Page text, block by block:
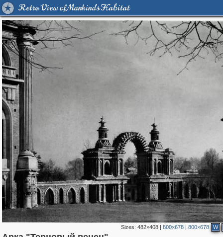
Retro View of Mankind's Habitat
Sizes:482×408 |800×678 |800×678 W
1,406,516 29,243
319,780 8,286
21,637 390